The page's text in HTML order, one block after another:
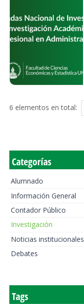
6 elementos en total:
Categorías
Alumnado
Información General
Contador Público
Investigación
Noticias institucionales
Debates
Tags